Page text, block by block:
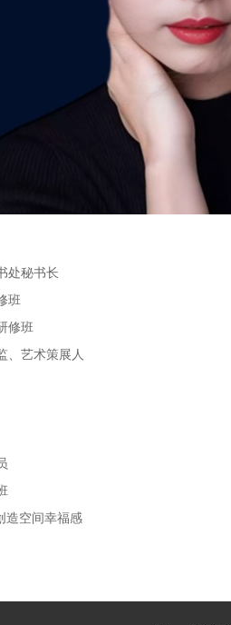
处秘书长
班
修班
、艺术策展人
造空间幸福感